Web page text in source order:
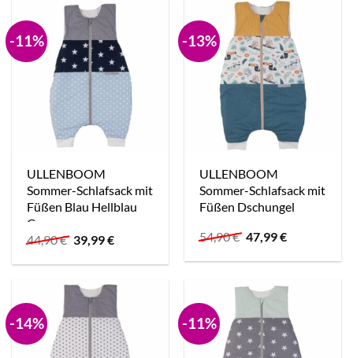
-11%
ULLENBOOM
Sommer-Schlafsack mit
Füßen Blau Hellblau
Grau
44,90€ Ursprünglicher
Preis
war:
39,99€Aktueller
ist:
-13%
ULLENBOOM
Sommer-Schlafsack mit
Füßen Dschungel
54,90€ Ursprünglicher
Preis
war:
47,99€Aktueller
ist:
-14% -11%